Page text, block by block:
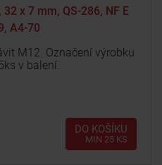
x 7 mm, QS-286, NF E
A4-70
M12. Označení výrobku
v balení.
DO KOŠÍKU
MIN 25 KS